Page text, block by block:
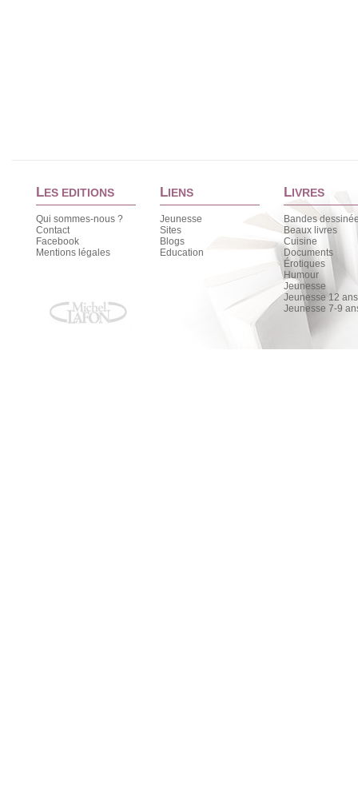
LES EDITIONS
Qui sommes-nous ?
Contact
Facebook
Mentions légales
LIENS
Jeunesse
Sites
Blogs
Education
LIVRES
Bandes
Beaux livres
Cuisine
Documents
Érotiques
Humour
Jeunesse
Jeunesse 12
Jeunesse 7-9